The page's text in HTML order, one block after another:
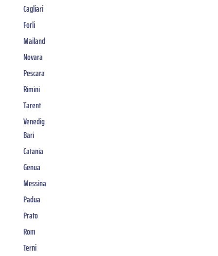
Cagliari
Forli
Mailand
Novara
Pescara
Rimini
Tarent
Venedig
Bari
Catania
Genua
Messina
Padua
Prato
Rom
Terni